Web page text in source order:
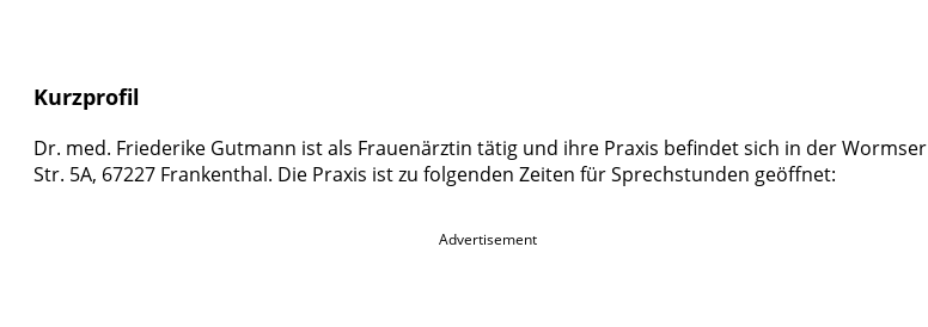
Kurzprofil
Dr. med. Friederike Gutmann ist als Frauenärztin tätig und ihre Praxis befindet sich in der Wormser
Str. 5A, 67227 Frankenthal. Die Praxis ist zu folgenden Zeiten für Sprechstunden geöffnet:
Advertisement